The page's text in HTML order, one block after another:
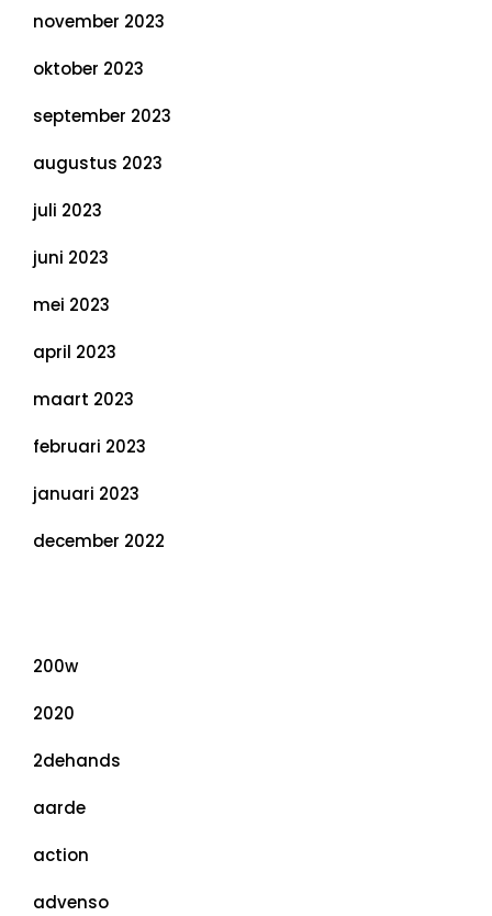
november 2023
oktober 2023
september 2023
augustus 2023
juli 2023
juni 2023
mei 2023
april 2023
maart 2023
februari 2023
januari 2023
december 2022
200w
2020
2dehands
aarde
action
advenso